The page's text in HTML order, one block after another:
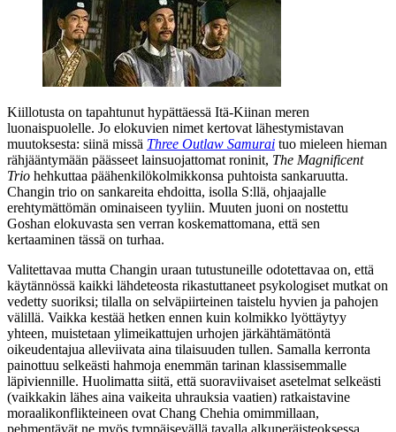
Kiillotusta on tapahtunut hypättäessä Itä‑Kiinan meren
luonaispuolelle. Jo elokuvien nimet kertovat lähestymistavan
muutoksesta: siinä missä Three Outlaw Samurai tuo mieleen hieman
rähjääntymään päässeet lainsuojattomat roninit, The Magnificent
Trio hehkuttaa päähenkilökolmikkonsa puhtoista sankaruutta.
Changin trio on sankareita ehdoitta, isolla S:llä, ohjaajalle
erehtymättömän ominaiseen tyyliin. Muuten juoni on nostettu
Goshan elokuvasta sen verran koskemattomana, että sen
kertaaminen tässä on turhaa.
Valitettavaa mutta Changin uraan tutustuneille odotettavaa on, että
käytännössä kaikki lähdeteosta rikastuttaneet psykologiset mutkat on
vedetty suoriksi; tilalla on selväpiirteinen taistelu hyvien ja pahojen
välillä. Vaikka kestää hetken ennen kuin kolmikko lyöttäytyy
yhteen, muistetaan ylimeikattujen urhojen järkähtämätöntä
oikeudentajua alleviivata aina tilaisuuden tullen. Samalla kerronta
painottuu selkeästi hahmoja enemmän tarinan klassisemmalle
läpiviennille. Huolimatta siitä, että suoraviivaiset asetelmat selkeästi
(vaikkakin lähes aina vaikeita uhrauksia vaatien) ratkaistavine
moraalikonflikteineen ovat Chang Chehia omimmillaan,